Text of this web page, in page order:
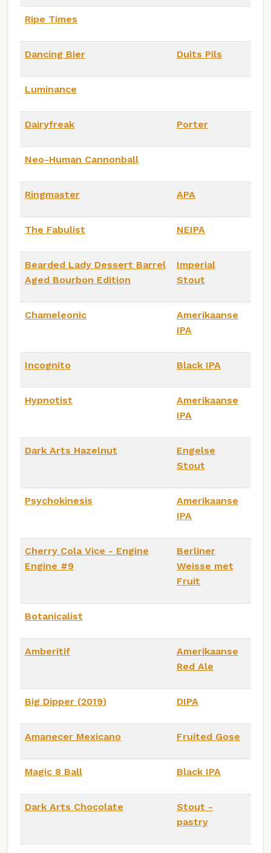
Ripe Times
Dancing Bier Duits Pils
Luminance
Dairyfreak Porter
Neo-Human Cannonball
Ringmaster APA
The Fabulist NEIPA
Bearded Lady Dessert Barrel
Aged Bourbon Edition
Imperial
Stout
Chameleonic
Amerikaanse
IPA
Incognito Black IPA
Hypnotist
Amerikaanse
IPA
Dark Arts Hazelnut
Engelse
Stout
Psychokinesis
Amerikaanse
IPA
Cherry Cola Vice - Engine
Engine #9
Berliner
Weisse met
Fruit
Botanicalist
Amberitif
Amerikaanse
Red Ale
Big Dipper (2019) DIPA
Amanecer Mexicano Fruited Gose
Magic 8 Ball Black IPA
Dark Arts Chocolate
Stout -
pastry